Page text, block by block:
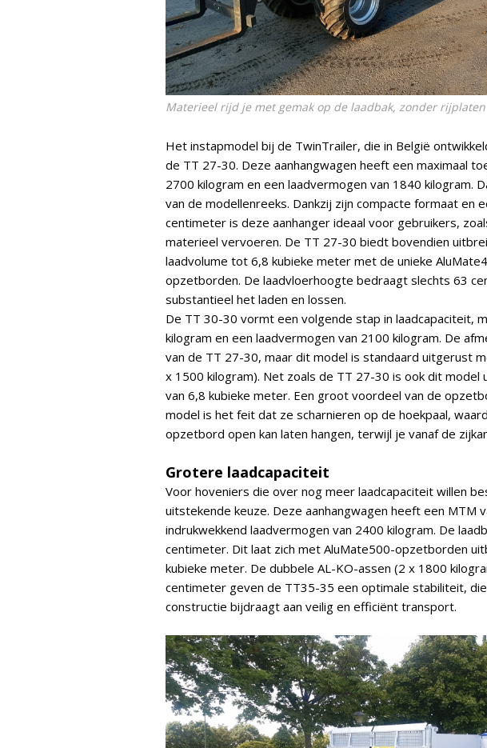
Materieel rijd je met gemak op de laadbak, zonder rijplaten
Het instapmodel bij de TwinTrailer, die in België
de TT 27-30. Deze aanhangwagen heeft een maximaal
2700 kilogram en een laadvermogen van 1840 kilogram.
van de modellenreeks. Dankzij zijn compacte formaat en
centimeter is deze aanhanger ideaal voor gebruikers,
materieel vervoeren. De TT 27-30 biedt bovendien
laadvolume tot 6,8 kubieke meter met de unieke
opzetborden. De laadvloerhoogte bedraagt slechts 63
substantieel het laden en lossen.
De TT 30-30 vormt een volgende stap in laadcapaciteit,
kilogram en een laadvermogen van 2100 kilogram. De
van de TT 27-30, maar dit model is standaard uitgerust
x 1500 kilogram). Net zoals de TT 27-30 is ook dit model
van 6,8 kubieke meter. Een groot voordeel van de
model is het feit dat ze scharnieren op de hoekpaal,
opzetbord open kan laten hangen, terwijl je vanaf de
Grotere laadcapaciteit
Voor hoveniers die over nog meer laadcapaciteit willen
uitstekende keuze. Deze aanhangwagen heeft een MTM
indrukwekkend laadvermogen van 2400 kilogram. De
centimeter. Dit laat zich met AluMate500-opzetborden
kubieke meter. De dubbele AL-KO-assen (2 x 1800
centimeter geven de TT35-35 een optimale stabiliteit,
constructie bijdraagt aan veilig en efficiënt transport.